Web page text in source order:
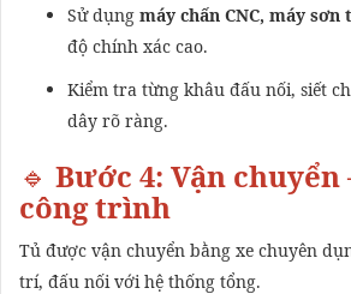
Sử dụng máy chấn CNC, máy sơn
độ chính xác cao.
Kiểm tra từng khâu đấu nối, siết
dây rõ ràng.
🔹 Bước 4: Vận
công trình
Tủ được vận chuyển bằng xe chuyên
trí, đấu nối với hệ thống tổng.